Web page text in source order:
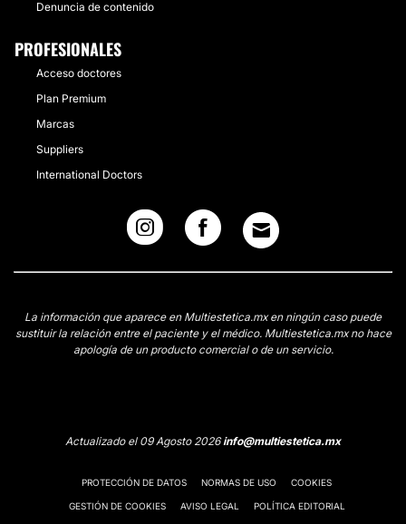
Denuncia de contenido
PROFESIONALES
Acceso doctores
Plan Premium
Marcas
Suppliers
International Doctors
La información que aparece en Multiestetica.mx en ningún caso puede
sustituir la relación entre el paciente y el médico. Multiestetica.mx no hace
apología de un producto comercial o de un servicio.
Actualizado el 09 Agosto 2026info@multiestetica.mx
PROTECCIÓN DE DATOS NORMAS DE USO COOKIES
GESTIÓN DE COOKIES AVISO LEGAL POLÍTICA EDITORIAL